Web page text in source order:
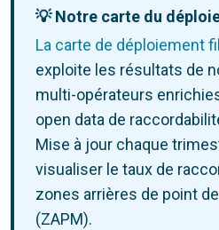
💡 Notre carte du
La carte de déploiement
exploite les résultats de
multi-opérateurs
open data de
Mise à jour chaque
visualiser le taux de
zones arrières de point
(ZAPM).